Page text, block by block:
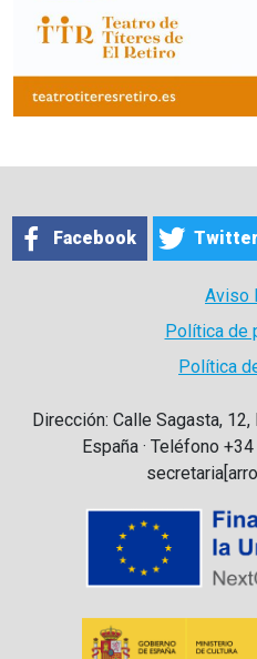
Facebook Twitter
Aviso
Política de
Política
Dirección: Calle Sagasta, 12,
España · Teléfono